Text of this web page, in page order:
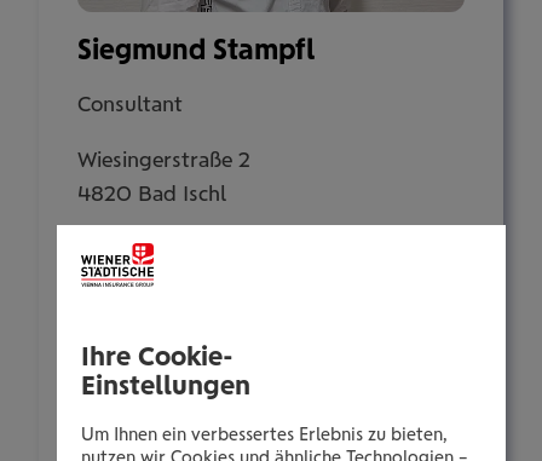
Siegmund Stampfl
Consultant
Wiesingerstraße 2
4820 Bad Ischl
Tel.:
Mobil:
+436646013956914
s.stampfl@wienerstaedtische.at
Ihre Cookie-
Einstellungen
Um Ihnen ein verbessertes Erlebnis zu bieten,